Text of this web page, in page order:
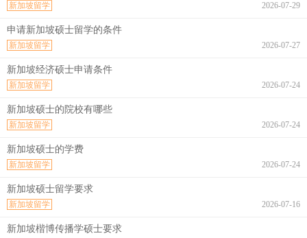
2026-07-29
新加坡留学
申请新加坡硕士留学的条件
2026-07-27
新加坡留学
新加坡经济硕士申请条件
2026-07-24
新加坡留学
新加坡硕士的院校有哪些
2026-07-24
新加坡留学
新加坡硕士的学费
2026-07-24
新加坡留学
新加坡硕士留学要求
2026-07-16
新加坡留学
新加坡楷博传播学硕士要求